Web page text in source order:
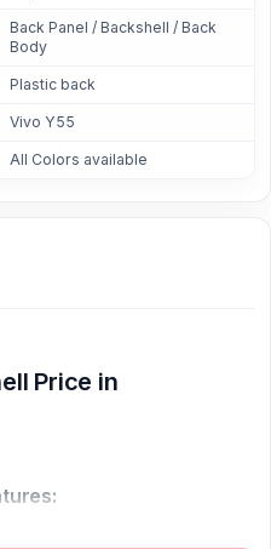
Back Panel / Backshell / Back
Body
Plastic back
Vivo Y55
All Colors available
Price in